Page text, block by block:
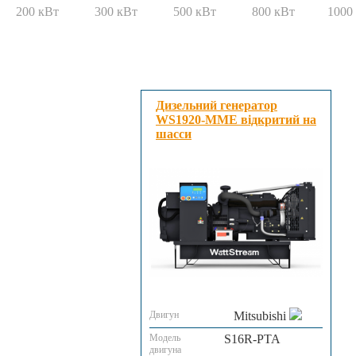
200 кВт 300 кВт 500 кВт 800 кВт
Дизельний генератор
WS1920-MME відкритий на
шасси
Двигун Mitsubishi
Модель
двигуна
S16R-PTA